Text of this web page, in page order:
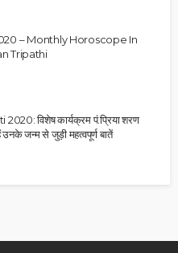
– Monthly Horoscope In
Tripathi
विशेष कार्यक्रम पं.प्रिया शरण
जन्म से जुड़ी महत्वपूर्ण बातें